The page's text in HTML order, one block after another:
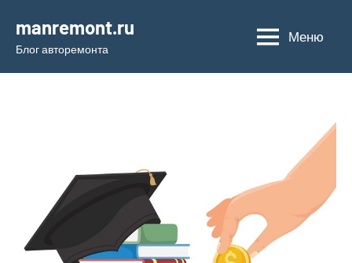
содержимому
manremont.ru
Блог авторемонта
Меню